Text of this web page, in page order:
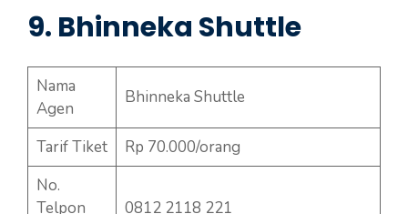
9. Bhinneka Shuttle
Nama
Agen
Bhinneka Shuttle
Tarif Tiket
Rp 70.000/orang
No.
Telpon
0812 2118 221